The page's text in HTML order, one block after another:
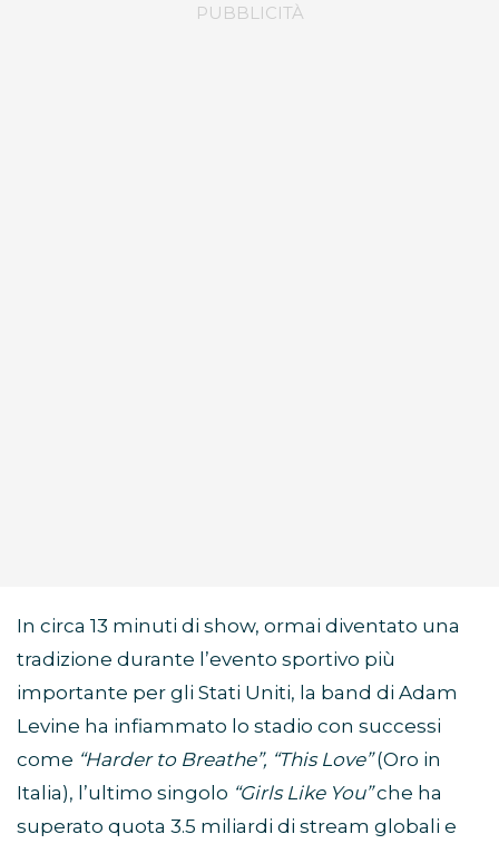
In circa 13 minuti di show, ormai diventato una
tradizione durante l’evento sportivo più
importante per gli Stati Uniti, la band di Adam
Levine ha infiammato lo stadio con successi
come “Harder to Breathe”, “This Love”(Oro in
Italia), l’ultimo singolo “Girls Like You”che ha
superato quota 3.5 miliardi di stream globali e